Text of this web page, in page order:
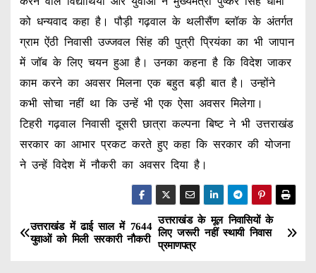
को धन्यवाद कहा है। पौड़ी गढ़वाल के थलीसैंण ब्लॉक के अंतर्गत
ग्राम ऐंठी निवासी उज्जवल सिंह की पुत्री प्रियंका का भी जापान
में जॉब के लिए चयन हुआ है। उनका कहना है कि विदेश जाकर
काम करने का अवसर मिलना एक बहुत बड़ी बात है। उन्होंने
कभी सोचा नहीं था कि उन्हें भी एक ऐसा अवसर मिलेगा।
टिहरी गढ़वाल निवासी दूसरी छात्रा कल्पना बिष्ट ने भी उत्तराखंड
सरकार का आभार प्रकट करते हुए कहा कि सरकार की योजना
ने उन्हें विदेश में नौकरी का अवसर दिया है।
P
उत्तराखंड के मूल निवासियों के
लिए जरूरी नहीं स्थायी निवास
प्रमाणपत्र
उत्तराखंड में ढाई साल में 7644
युवाओं को मिली सरकारी नौकरी